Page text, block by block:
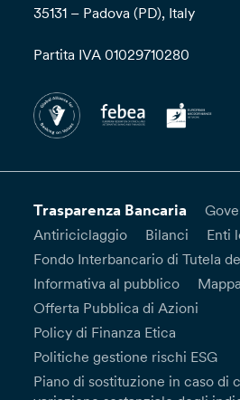
35131 – Padova (PD), Italy
Partita IVA 01029710280
Trasparenza Bancaria
Antiriciclaggio
Bilanci
Enti
Fondo Interbancario di Tutela
Informativa al pubblico
Offerta Pubblica di Azioni
Policy di Finanza Etica
Politiche gestione rischi ESG
Piano di sostituzione in caso di